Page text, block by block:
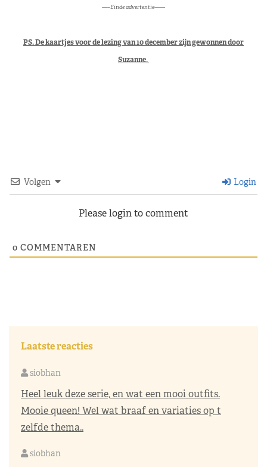
—–Einde advertentie——
PS. De kaartjes voor de lezing van 10 december zijn gewonnen door
Suzanne.
Volgen Login
Please login to comment
0 COMMENTAREN
Laatste reacties
siobhan
Heel leuk deze serie, en wat een mooi outfits.
Mooie queen! Wel wat braaf en variaties op t
zelfde thema..
siobhan